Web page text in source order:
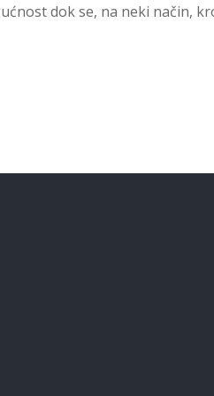
dok se, na neki način,